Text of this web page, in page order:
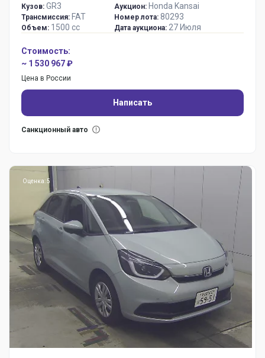
Кузов: GR3
Трансмиссия: FAT
Объем: 1500 сс
Аукцион: Honda Kansai
Номер лота: 80293
Дата аукциона: 27 Июля
Стоимость:
~ 1 530 967 ₽
Цена в России
Написать
Санкционный авто
Оценка: 5